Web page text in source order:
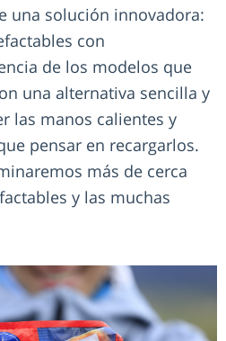
una solución innovadora:
con
de los modelos que
una alternativa sencilla y
las manos calientes y
pensar en recargarlos.
más de cerca
y las muchas